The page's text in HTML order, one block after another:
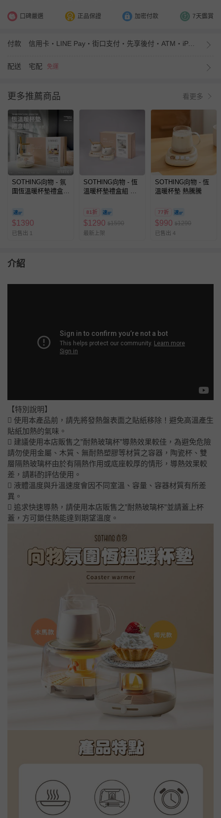
口碑嚴選 正品保證 加密付款 7天鑑賞
付款 信用卡・LINE Pay・街口支付・先享後付・ATM・iPASS MONEY
配送 宅配 免運
更多推薦商品 看更多
SOTHING向物 - 氛
圍恆溫暖杯墊禮盒
$1390
已售出 1
SOTHING向物 - 恆
溫暖杯墊禮盒組 熱
81折
$1290 $1590
最新上架
SOTHING向物 - 恆
溫暖杯墊 熱騰騰
77折
$990 $1290
已售出 4
介紹
【特別說明】
 使用本產品前，請先將發熱盤表面之貼紙移除！避免高溫產生
貼紙加熱的氣味。
 建議使用本店販售之”耐熱玻璃杯”導熱效果較佳，為避免危險
請勿使用金屬、木質、無耐熱塑膠等材質之容器，陶瓷杯、雙
層隔熱玻璃杯由於有隔熱作用或底座較厚的情形，導熱效果較
差，請斟酌評估使用。
 液體溫度與升溫速度會因不同室溫、容量、容器材質有所差
異。
 追求快速導熱，請使用本店販售之”耐熱玻璃杯”並請蓋上杯
蓋，方可鎖住熱能達到期望溫度。